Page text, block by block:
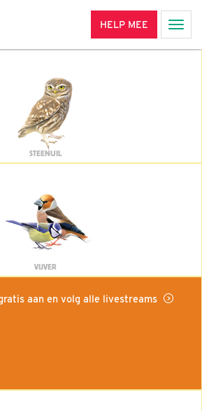
HELP MEE
STEENUIL
VIJVER
aan en volg alle livestreams